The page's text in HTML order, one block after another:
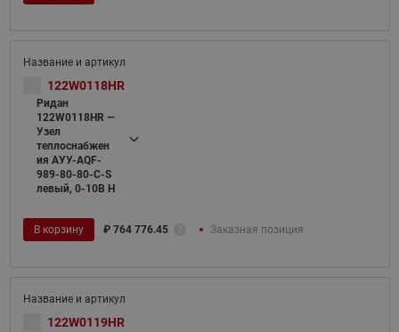
122W0118HR
Ридан
122W0118HR —
Узел
теплоснабжен
ия АУУ-AQF-
989-80-80-C-S
левый, 0-10В H
В корзину ₽ 764 776.45 Заказная позиция
122W0119HR